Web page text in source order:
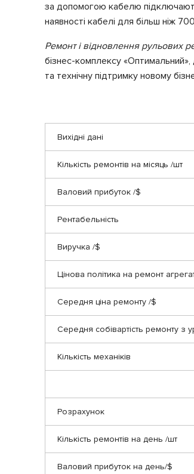
за допомогою кабелю
наявності кабелі для більш ніж
Ремонт і відновлення рульових
бізнес-комплексу «Оптимальний»,
та технічну підтримку новому
Вихідні дані
Кількість ремонтів на місяць /шт
Валовий прибуток /$
Рентабельність
Виручка /$
Цінова політика на ремонт
Середня ціна ремонту /$
Середня собівартість ремонту з
Кількість механіків
Розрахунок
Кількість ремонтів на день /шт
Валовий прибуток на день/$